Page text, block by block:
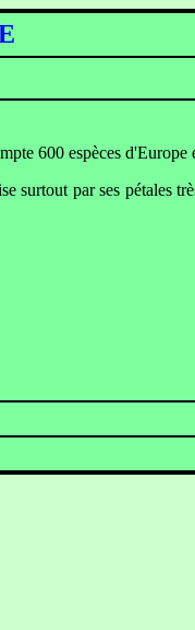
600 espèces d'Europe
surtout par ses pétales